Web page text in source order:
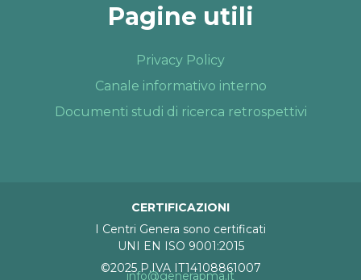
Pagine utili
Privacy Policy
Canale informativo interno
Documenti studi di ricerca retrospettivi
CERTIFICAZIONI
I Centri Genera sono certificati
UNI EN ISO 9001:2015
©2025 P.IVA IT14108861007
info@generapma.it